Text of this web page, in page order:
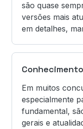
são quase
versões mais
em detalhes,
Em muitos
especialmente
fundamental,
gerais e